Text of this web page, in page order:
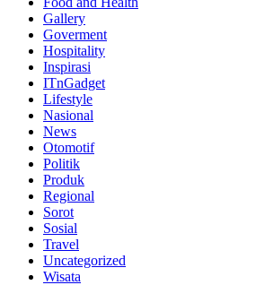
Gallery
Goverment
Hospitality
Inspirasi
ITnGadget
Lifestyle
Nasional
News
Otomotif
Politik
Produk
Regional
Sorot
Sosial
Travel
Uncategorized
Wisata